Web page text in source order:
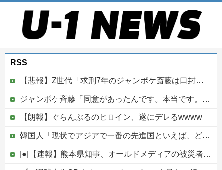
RSS
【悲報】Z世代「求刑7年のジャンポケ斎藤は口封じに被害者殺した方が量刑軽かっただろ」←1万いいね
ジャンポケ斉藤「同意があったんです。本当です。信じて下さい」 ←何でこの主張が通らないの？
【朗報】ぐらんぶるのヒロイン、遂にデレるwwww
韓国人「現状でアジアで一番の先進国といえば、どの国になるんだ？やはり日本という認識なのだろうか？」
|●|【速報】熊本県知事、オールドメディアの被災者、遺族への取材に怒り「極めて強い不満、苦情が寄せられた」